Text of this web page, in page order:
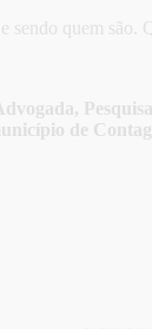
sendo quem
de